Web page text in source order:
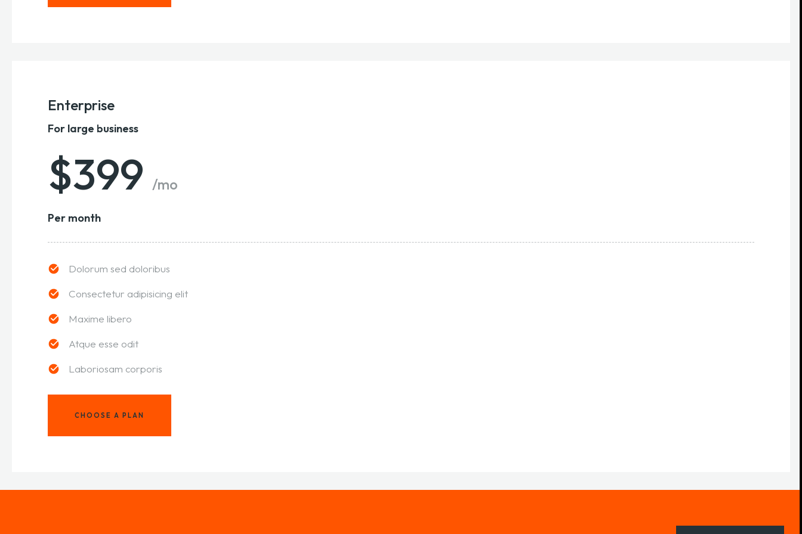
Enterprise
For large business
$399 /mo
Per month
Dolorum sed doloribus
Consectetur adipisicing elit
Maxime libero
Atque esse odit
Laboriosam corporis
CHOOSE A PLAN